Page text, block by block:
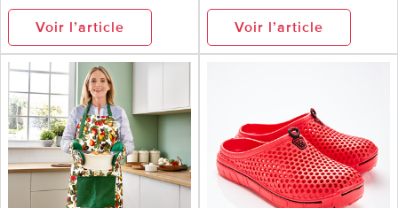
Voir l’article Voir l’article